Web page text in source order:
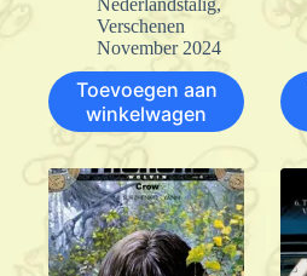
Verschenen
November 2024
Toevoegen aan
winkelwagen